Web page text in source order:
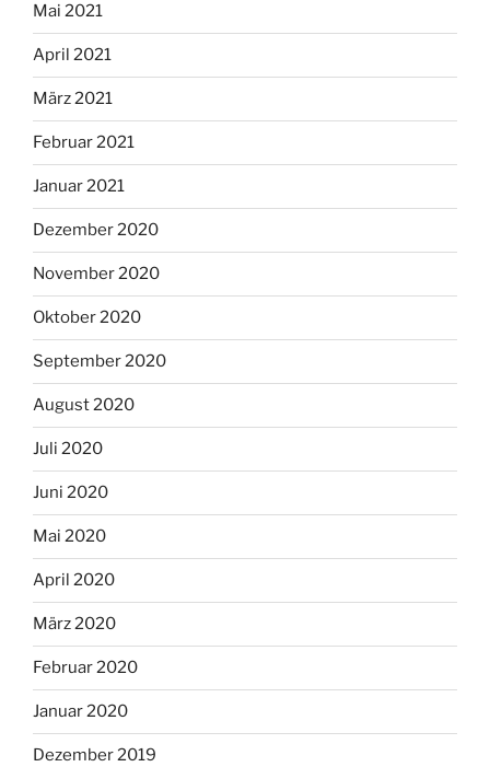
Mai 2021
April 2021
März 2021
Februar 2021
Januar 2021
Dezember 2020
November 2020
Oktober 2020
September 2020
August 2020
Juli 2020
Juni 2020
Mai 2020
April 2020
März 2020
Februar 2020
Januar 2020
Dezember 2019